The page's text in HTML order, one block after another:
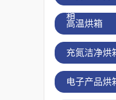
箱
高温烘箱
充氮洁净烘
电子产品烘